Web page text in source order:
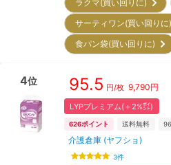
ラクマ(買い回りに)
サーティワン(買い回り
食パン袋(買い回りに)
4位 95.5 円/枚 9,790円
LYPプレミアム(＋2%㌽)
626ポイント 送料無料 96
介護倉庫 (ヤフショ)
3件